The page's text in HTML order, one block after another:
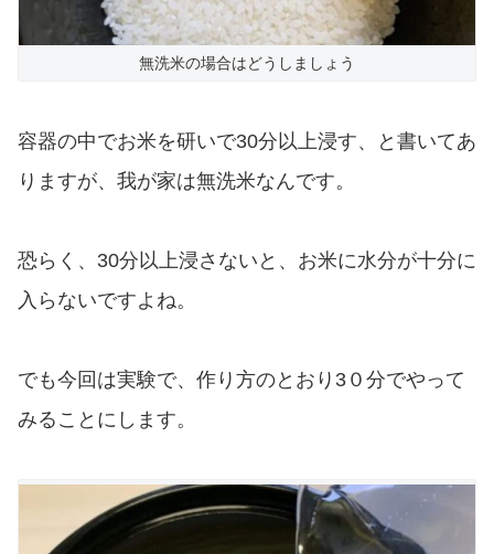
無洗米の場合はどうしましょう
容器の中でお米を研いで30分以上浸す、と書いてあ
りますが、我が家は無洗米なんです。
恐らく、30分以上浸さないと、お米に水分が十分に
入らないですよね。
でも今回は実験で、作り方のとおり3０分でやって
みることにします。